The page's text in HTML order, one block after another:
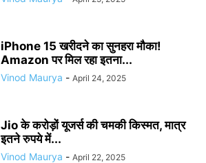
iPhone 15 खरीदने का सुनहरा मौका!
Amazon पर मिल रहा इतना...
Vinod Maurya - April 24, 2025
Jio के करोड़ों यूजर्स की चमकी किस्मत, मात्र
इतने रुपये में...
Vinod Maurya - April 22, 2025